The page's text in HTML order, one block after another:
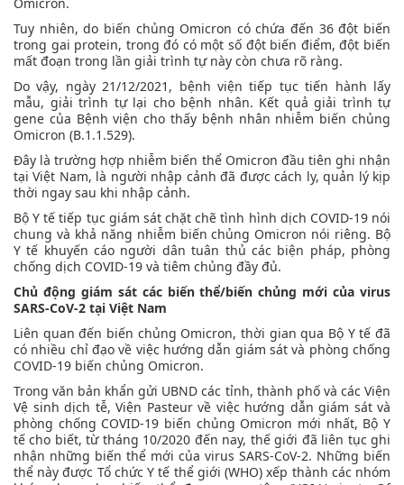
Tuy nhiên, do biến chủng Omicron có chứa đến 36 đột biến
trong gai protein, trong đó có một số đột biến điểm, đột biến
mất đoạn trong lần giải trình tự này còn chưa rõ ràng.
Do vậy, ngày 21/12/2021, bệnh viện tiếp tục tiến hành lấy
mẫu, giải trình tự lại cho bệnh nhân. Kết quả giải trình tự
gene của Bệnh viện cho thấy bệnh nhân nhiễm biến chủng
Omicron (B.1.1.529).
Đây là trường hợp nhiễm biến thể Omicron đầu tiên ghi nhận
tại Việt Nam, là người nhập cảnh đã được cách ly, quản lý kịp
thời ngay sau khi nhập cảnh.
Bộ Y tế tiếp tục giám sát chặt chẽ tình hình dịch COVID-19 nói
chung và khả năng nhiễm biến chủng Omicron nói riêng. Bộ
Y tế khuyến cáo người dân tuân thủ các biện pháp, phòng
chống dịch COVID-19 và tiêm chủng đầy đủ.
Chủ động giám sát các biến thể/biến chủng mới của virus
SARS-CoV-2 tại Việt Nam
Liên quan đến biến chủng Omicron, thời gian qua Bộ Y tế đã
có nhiều chỉ đạo về việc hướng dẫn giám sát và phòng chống
COVID-19 biến chủng Omicron.
Trong văn bản khẩn gửi UBND các tỉnh, thành phố và các Viện
Vệ sinh dịch tễ, Viện Pasteur về việc hướng dẫn giám sát và
phòng chống COVID-19 biến chủng Omicron mới nhất, Bộ Y
tế cho biết, từ tháng 10/2020 đến nay, thế giới đã liên tục ghi
nhận những biến thể mới của virus SARS-CoV-2. Những biến
thể này được Tổ chức Y tế thể giới (WHO) xếp thành các nhóm